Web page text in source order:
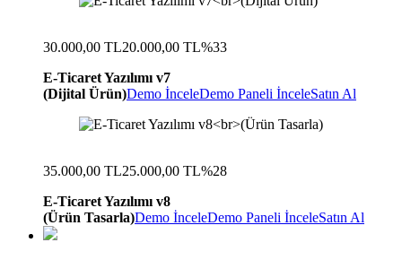
30.000,00 TL20.000,00 TL%33
E-Ticaret Yazılımı v7
(Dijital Ürün)Demo İnceleDemo Paneli İnceleSatın Al
35.000,00 TL25.000,00 TL%28
E-Ticaret Yazılımı v8
(Ürün Tasarla)Demo İnceleDemo Paneli İnceleSatın Al